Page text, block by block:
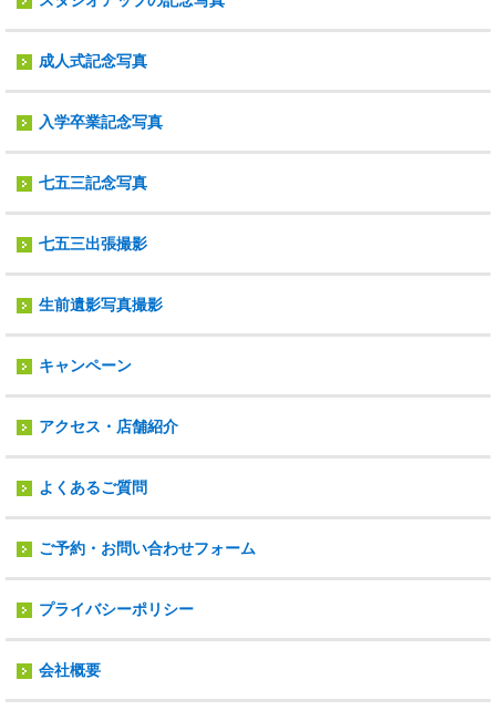
成人式記念写真
入学卒業記念写真
七五三記念写真
七五三出張撮影
生前遺影写真撮影
キャンペーン
アクセス・店舗紹介
よくあるご質問
ご予約・お問い合わせフォーム
プライバシーポリシー
会社概要